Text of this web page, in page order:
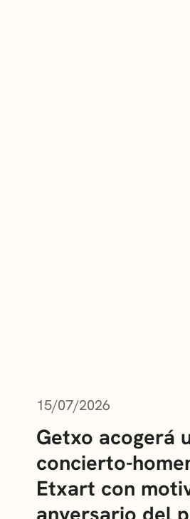
15/07/2026
Getxo acogerá
concierto-
Etxart con